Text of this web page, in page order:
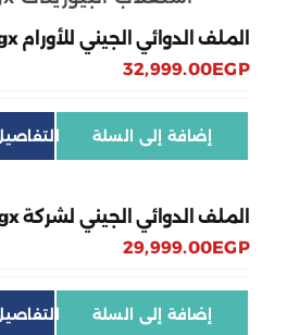
الملف الدوائي الجيني للأورام Purinespgx
32,999.00EGP
إضافة إلى السلة
الملف الدوائي الجيني لشركة Pharmapgx
29,999.00EGP
إضافة إلى السلة